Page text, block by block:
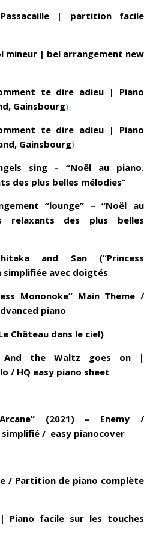
Passacaille | partition facile
mineur | bel arrangement new
te dire adieu | Piano
Gainsbourg)
te dire adieu | Piano
Gainsbourg)
sing – “Noël au piano.
des plus belles mélodies”
“lounge” – “Noël au
relaxants des plus belles
and San (“Princess
avec doigtés
Mononoke” Main Theme /
piano
Château dans le ciel)
And the Waltz goes on |
/ HQ easy piano sheet
(2021) – Enemy /
/ easy pianocover
/ Partition de piano complète
| Piano facile sur les touches